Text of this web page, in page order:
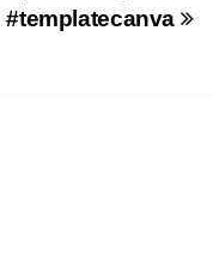
#templatecanva